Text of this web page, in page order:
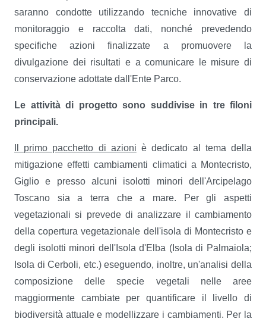
saranno condotte utilizzando tecniche innovative di
monitoraggio e raccolta dati, nonché prevedendo
specifiche azioni finalizzate a promuovere la
divulgazione dei risultati e a comunicare le misure di
conservazione adottate dall'Ente Parco.
Le attività di progetto sono suddivise in tre filoni
principali.
Il primo pacchetto di azioni è dedicato al tema della
mitigazione effetti cambiamenti climatici a Montecristo,
Giglio e presso alcuni isolotti minori dell'Arcipelago
Toscano sia a terra che a mare. Per gli aspetti
vegetazionali si prevede di analizzare il cambiamento
della copertura vegetazionale dell'isola di Montecristo e
degli isolotti minori dell'Isola d'Elba (Isola di Palmaiola;
Isola di Cerboli, etc.) eseguendo, inoltre, un'analisi della
composizione delle specie vegetali nelle aree
maggiormente cambiate per quantificare il livello di
biodiversità attuale e modellizzare i cambiamenti. Per la